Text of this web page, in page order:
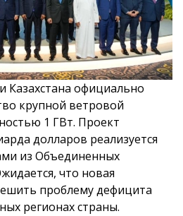
Казахстана официально
крупной ветровой
1 ГВт. Проект
долларов реализуется
из Объединенных
что новая
проблему дефицита
регионах страны.